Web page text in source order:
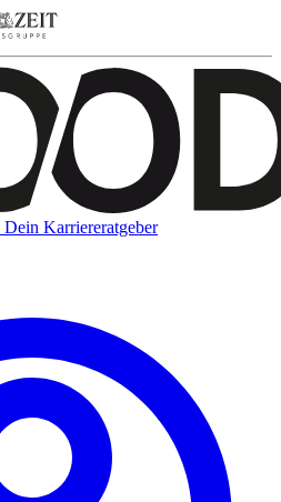
Dein Karriereratgeber